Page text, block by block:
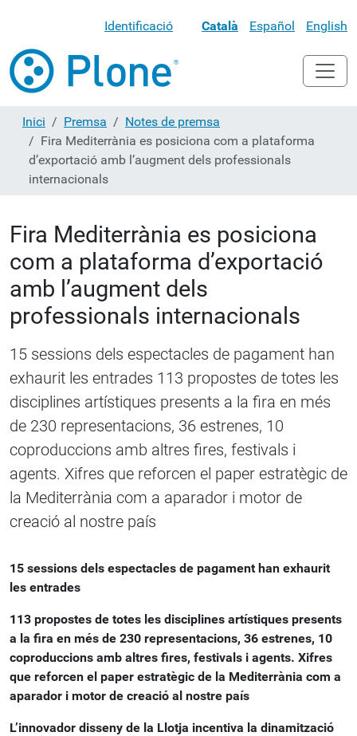
Identificació Català Español English
Inici Premsa
Notes de premsa
Fira Mediterrània es posiciona com a plataforma
d’exportació amb l’augment dels professionals
internacionals
Fira Mediterrània es posiciona
com a plataforma d’exportació
amb l’augment dels
professionals internacionals
15 sessions dels espectacles de pagament han
exhaurit les entrades 113 propostes de totes les
disciplines artístiques presents a la fira en més
de 230 representacions, 36 estrenes, 10
coproduccions amb altres fires, festivals i
agents. Xifres que reforcen el paper estratègic de
la Mediterrània com a aparador i motor de
creació al nostre país
15 sessions dels espectacles de pagament han exhaurit
les entrades
113 propostes de totes les disciplines artístiques presents
a la fira en més de 230 representacions, 36 estrenes, 10
coproduccions amb altres fires, festivals i agents. Xifres
que reforcen el paper estratègic de la Mediterrània com a
aparador i motor de creació al nostre país
L’innovador disseny de la Llotja incentiva la dinamització